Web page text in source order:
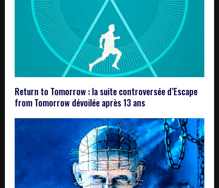
Return to Tomorrow : la suite controversée d’Escape
from Tomorrow dévoilée après 13 ans